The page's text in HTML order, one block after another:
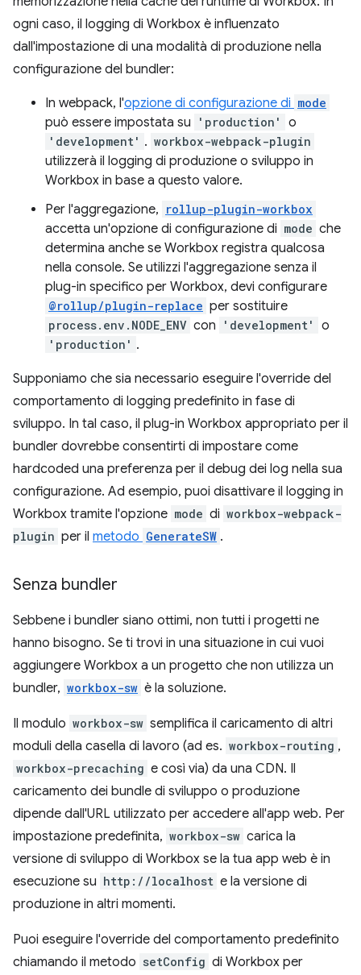
ogni caso, il logging di Workbox è influenzato
dall'impostazione di una modalità di produzione nella
configurazione del bundler:
In webpack, l'opzione di configurazione di mode
può essere impostata su 'production' o
'development' . workbox-webpack-plugin
utilizzerà il logging di produzione o sviluppo in
Workbox in base a questo valore.
Per l'aggregazione, rollup-plugin-workbox
accetta un'opzione di configurazione di mode che
determina anche se Workbox registra qualcosa
nella console. Se utilizzi l'aggregazione senza il
plug-in specifico per Workbox, devi configurare
@rollup/plugin-replace per sostituire
process.env.NODE_ENV con 'development' o
'production' .
Supponiamo che sia necessario eseguire l'override del
comportamento di logging predefinito in fase di
sviluppo. In tal caso, il plug-in Workbox appropriato per il
bundler dovrebbe consentirti di impostare come
hardcoded una preferenza per il debug dei log nella sua
configurazione. Ad esempio, puoi disattivare il logging in
Workbox tramite l'opzione mode di workbox-webpack-
plugin per il metodo GenerateSW .
Senza bundler
Sebbene i bundler siano ottimi, non tutti i progetti ne
hanno bisogno. Se ti trovi in una situazione in cui vuoi
aggiungere Workbox a un progetto che non utilizza un
bundler, workbox-sw è la soluzione.
Il modulo workbox-sw semplifica il caricamento di altri
moduli della casella di lavoro (ad es. workbox-routing ,
workbox-precaching e così via) da una CDN. Il
caricamento dei bundle di sviluppo o produzione
dipende dall'URL utilizzato per accedere all'app web. Per
impostazione predefinita, workbox-sw carica la
versione di sviluppo di Workbox se la tua app web è in
esecuzione su http://localhost e la versione di
produzione in altri momenti.
Puoi eseguire l'override del comportamento predefinito
chiamando il metodo setConfig di Workbox per